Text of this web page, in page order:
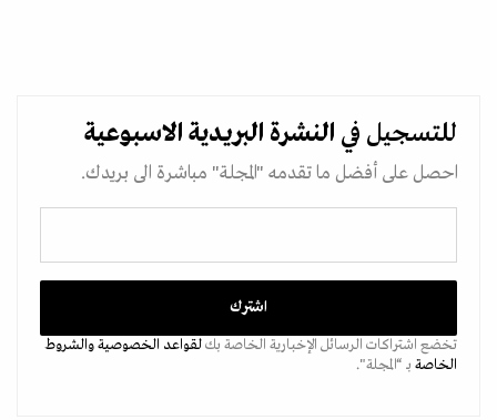
للتسجيل في النشرة البريدية الاسبوعية
احصل على أفضل ما تقدمه "المجلة" مباشرة الى بريدك.
تخضع اشتراكات الرسائل الإخبارية الخاصة بكلقواعد الخصوصيةوالشروط
الخاصة بـ “المجلة".